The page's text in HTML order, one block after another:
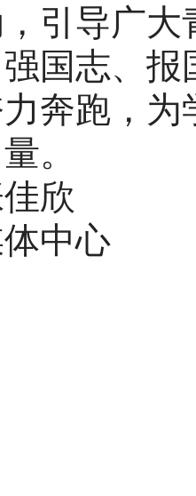
引导广
国志、
奔跑，
。
欣
中心